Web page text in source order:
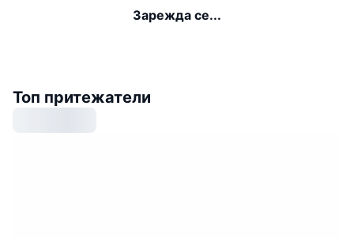
Зарежда се...
Топ притежатели